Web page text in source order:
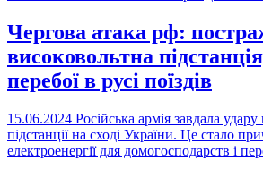
Чергова атака рф:
високовольтна
перебої в русі поїздів
15.06.2024 Російська армія завдала
підстанції на сході України. Це стало
електроенергії для домогосподарств і